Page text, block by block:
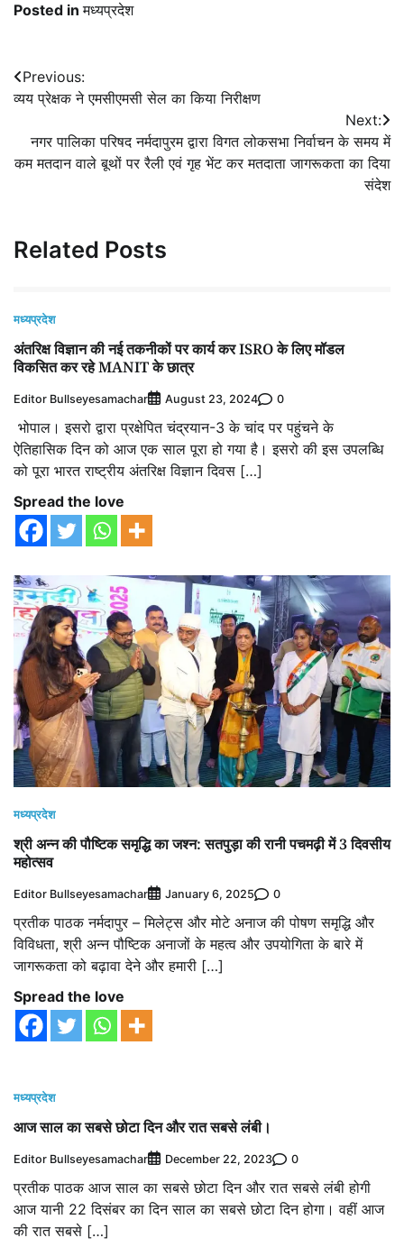
Posted inमध्यप्रदेश
Post
navigation
Previous:
व्यय प्रेक्षक ने एमसीएमसी सेल का किया निरीक्षण
Next:
नगर पालिका परिषद नर्मदापुरम द्वारा विगत लोकसभा निर्वाचन के समय में
कम मतदान वाले बूथों पर रैली एवं गृह भेंट कर मतदाता जागरूकता का दिया
संदेश
Related Posts
मध्यप्रदेश
अंतरिक्ष विज्ञान की नई तकनीकों पर कार्य कर ISRO के लिए मॉडल
विकसित कर रहे MANIT के छात्र
Editor Bullseyesamachar August 23, 2024 0
भोपाल। इसरो द्वारा प्रक्षेपित चंद्रयान-3 के चांद पर पहुंचने के
ऐतिहासिक दिन को आज एक साल पूरा हो गया है। इसरो की इस उपलब्धि
को पूरा भारत राष्ट्रीय अंतरिक्ष विज्ञान दिवस […]
Spread the love
मध्यप्रदेश
श्री अन्न की पौष्टिक समृद्धि का जश्न: सतपुड़ा की रानी पचमढ़ी में 3 दिवसीय
महोत्सव
Editor Bullseyesamachar January 6, 2025 0
प्रतीक पाठक नर्मदापुर – मिलेट्स और मोटे अनाज की पोषण समृद्धि और
विविधता, श्री अन्न पौष्टिक अनाजों के महत्व और उपयोगिता के बारे में
जागरूकता को बढ़ावा देने और हमारी […]
Spread the love
मध्यप्रदेश
आज साल का सबसे छोटा दिन और रात सबसे लंबी।
Editor Bullseyesamachar December 22, 2023 0
प्रतीक पाठक आज साल का सबसे छोटा दिन और रात सबसे लंबी होगी
आज यानी 22 दिसंबर का दिन साल का सबसे छोटा दिन होगा। वहीं आज
की रात सबसे […]